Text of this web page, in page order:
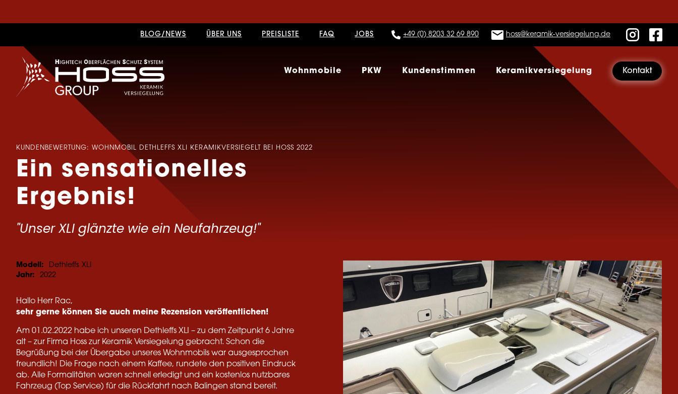
BLOG/NEWS ÜBER UNS PREISLISTE FAQ JOBS +49 (0) 8203 32 69 890 hoss@keramik-versiegelung.de
Wohnmobile PKW Kundenstimmen Keramikversiegelung Kontakt
KUNDENBEWERTUNG: WOHNMOBIL DETHLEFFS XLI KERAMIKVERSIEGELT BEI HOSS 2022
Ein sensationelles
Ergebnis!
"Unser XLI glänzte wie ein Neufahrzeug!"
Modell: Dethleffs XLI
Jahr:
2022
Hallo Herr Rac,
sehr gerne können Sie auch meine Rezension veröffentlichen!
Am 01.02.2022 habe ich unseren Dethleffs XLI – zu dem Zeitpunkt 6 Jahre
alt – zur Firma Hoss zur Keramik Versiegelung gebracht. Schon die
Begrüßung bei der Übergabe unseres Wohnmobils war ausgesprochen
freundlich! Die Frage nach einem Kaffee, rundete den positiven Eindruck
ab. Alle Formalitäten waren schnell erledigt und ein kostenlos nutzbares
Fahrzeug (Top Service) für die Rückfahrt nach Balingen stand bereit.